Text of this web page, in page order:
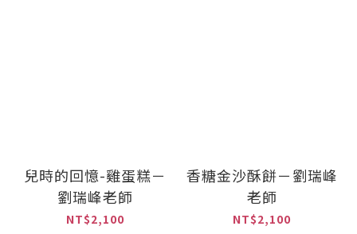
兒時的回憶-雞蛋糕－
劉瑞峰老師
NT$2,100
香糖金沙酥餅－劉瑞峰
老師
NT$2,100